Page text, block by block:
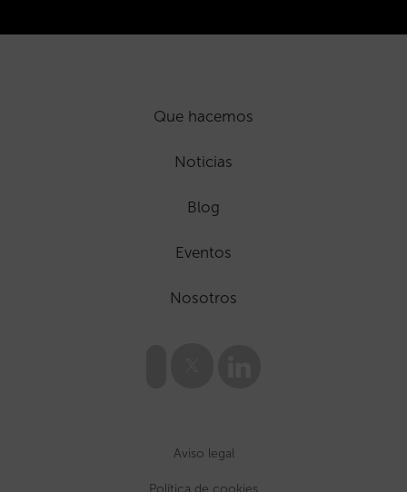
Que hacemos
Noticias
Blog
Eventos
Nosotros
Aviso legal
Política de cookies